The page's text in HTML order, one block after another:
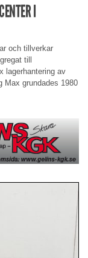
I
och tillverkar
till
lagerhantering av
Max grundades 1980